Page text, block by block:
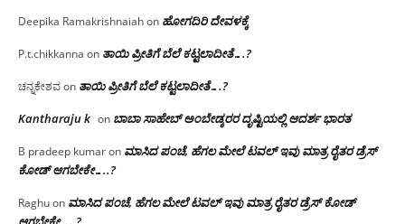
Deepika Ramakrishnaiahon ಹೋಗದಿರಿ ದೇವಳಕ್ಕೆ
P.t.chikkanna on ತಾಯಿ ಪ್ರೀತಿಗೆ ಬೆಲೆ ಕಟ್ಟಲಾದೀತೆ….?
ಚನ್ನಕೇಶವon ತಾಯಿ ಪ್ರೀತಿಗೆ ಬೆಲೆ ಕಟ್ಟಲಾದೀತೆ….?
Kantharaju k on ಬಾಬಾ ಸಾಹೇಬ್ ಅಂಬೇಡ್ಕರರ ದೃಷ್ಟಿಯಲ್ಲಿ ಆದರ್ಶ ಭಾರತ
B pradeep kumaron ಮಾಸಿದ ಪಂಚೆ, ಹೆಗಲ ಮೇಲೆ ಟವಲ್‌ ಇವು ಮಾತ್ರ ರೈತರ ಡ್ರೆಸ್‌
ಕೋಡ್ ಆಗಬೇಕೇ…..?‌
Raghuon ಮಾಸಿದ ಪಂಚೆ, ಹೆಗಲ ಮೇಲೆ ಟವಲ್‌ ಇವು ಮಾತ್ರ ರೈತರ ಡ್ರೆಸ್‌ ಕೋಡ್